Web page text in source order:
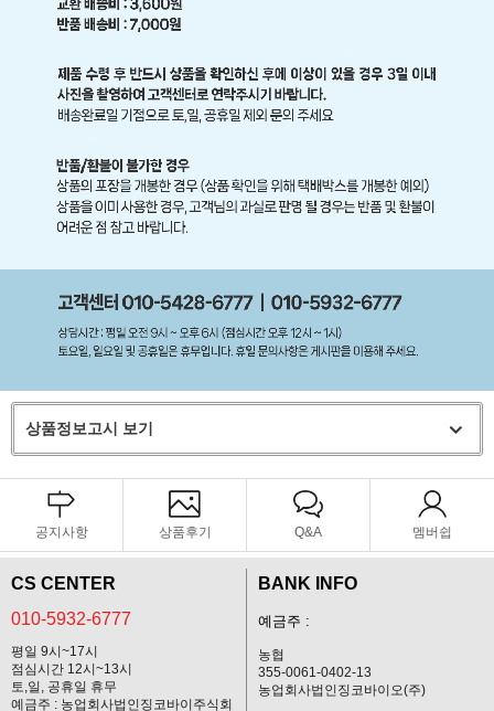
상품정보고시 보기
공지사항 상품후기 Q&A 멤버쉽
CS CENTER
010-5932-6777
평일 9시~17시
점심시간 12시~13시
토,일, 공휴일 휴무
예금주 : 농업회사법인징코바이주식회
BANK INFO
예금주 :
농협
355-0061-0402-13
농업회사법인징코바이오(주)